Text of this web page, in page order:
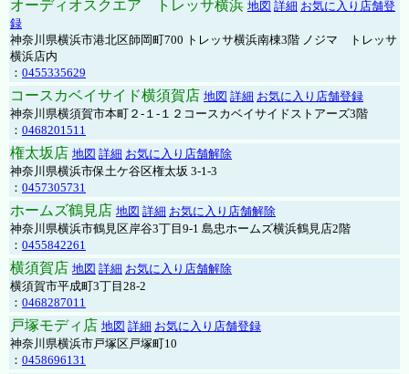
オーディオスクエア トレッサ横浜 地図 詳細 お気に入り店舗登
録
神奈川県横浜市港北区師岡町700 トレッサ横浜南棟3階 ノジマ トレッサ
横浜店内
： 0455335629
コースカベイサイド横須賀店 地図 詳細 お気に入り店舗登録
神奈川県横須賀市本町２-１-１２コースカベイサイドストアーズ3階
： 0468201511
権太坂店 地図 詳細 お気に入り店舗解除
神奈川県横浜市保土ケ谷区権太坂 3-1-3
： 0457305731
ホームズ鶴見店 地図 詳細 お気に入り店舗解除
神奈川県横浜市鶴見区岸谷3丁目9-1 島忠ホームズ横浜鶴見店2階
： 0455842261
横須賀店 地図 詳細 お気に入り店舗解除
横須賀市平成町3丁目28-2
： 0468287011
戸塚モディ店 地図 詳細 お気に入り店舗登録
神奈川県横浜市戸塚区戸塚町10
： 0458696131